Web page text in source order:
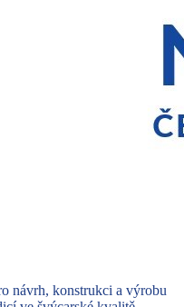
návrh, konstrukci a výrobu